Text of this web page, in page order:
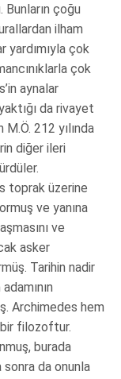
çoğu
ilham
yardımıyla çok
çok
aynalar
da rivayet
212 yılında
diğer ileri
toprak üzerine
ve yanına
ve
asker
Tarihin nadir
Archimedes hem
filozoftur.
burada
da onunla